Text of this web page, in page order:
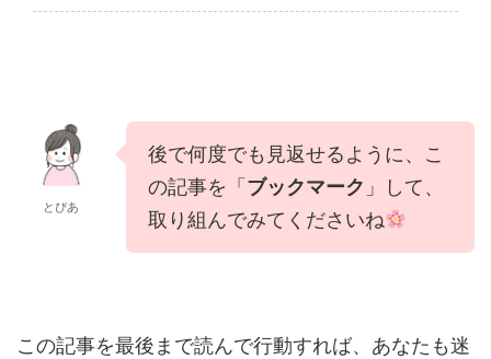
とぴあ
後で何度でも見返せるように、こ
の記事を「 ブックマーク 」して、
取り組んでみてくださいね
この記事を最後まで読んで行動すれば、あなたも迷